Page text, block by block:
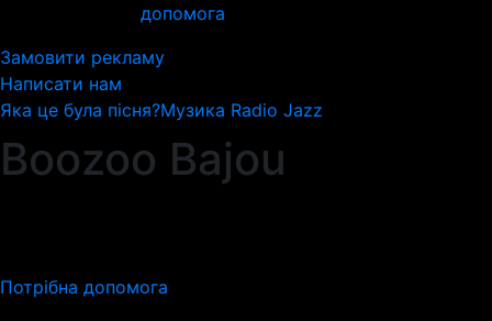
допомога
Замовити рекламу
Написати нам
Яка це була пісня?Музика Radio Jazz
Boozoo Bajou
Потрібна допомога